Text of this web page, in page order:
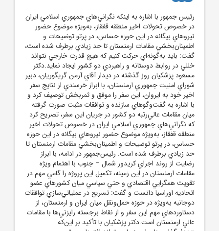
رئيس جمهور با اشاره به اينکه نگراني‌هاي جمهوري اسلامي ايران
در خصوص تحولات اخير منطقه قفقاز، به‌ويژه موضوع حضور
نيروهاي بيگانه در اين حوزه حساس، در پرتو توضيحات و
اطمينان‌بخشي مقامات ارمنستان تا حد زيادي برطرف شده است،
گفت: بايد به‌گونه‌اي حرکت کنيم که هيچ قدرت خارجي نتواند
خللي در روابط دوستانه و راهبردي دو کشور ايجاد نمايد.دکتر
مسعود پزشکيان روز گذشته در ديدار آقاي آرمن گريگوريان، دبير
شوراي امنيت جمهوري ارمنستان، با ابراز خرسندي از نتايج سفر
اخير خود به ايروان، اين سفر را موفق و ثمربخش توصيف کرد و
با اشاره به گفت‌وگوهاي سازنده و توافقات مثبت صورت گرفته
ميان مقامات عالي‌رتبه دو کشور در جريان اين سفر، تصريح کرد
که نگراني‌هاي جمهوري اسلامي ايران در خصوص تحولات اخير
منطقه قفقاز، به‌ويژه موضوع حضور نيروهاي بيگانه در اين حوزه
حساس، در پرتو توضيحات و اطمينان‌بخشي مقامات ارمنستان تا
حد زيادي برطرف شده است. رئيس‌جمهور در ادامه، با ابراز
رضايت از روند اجراي کريدور شمال – جنوب با اهتمام ويژه
مقامات ارمنستان در اين زمينه، تکميل اين پروژه را گامي مهم در
تقويت همگرايي اقتصادي و حتي سياسي ميان کشورهاي عضو
اتحاديه اوراسيا دانست و گفت: تسريع در عملياتي‌سازي توافقات
دوجانبه به‌ويژه در حوزه حمل‌ونقل ميان ايران و ارمنستان، از
دستاوردهاي مهم اين سفر و از نقاط برجسته رايزني‌ها با مقامات
عالي ارمنستان است.دکتر پزشکيان با تأکيد بر اين‌که